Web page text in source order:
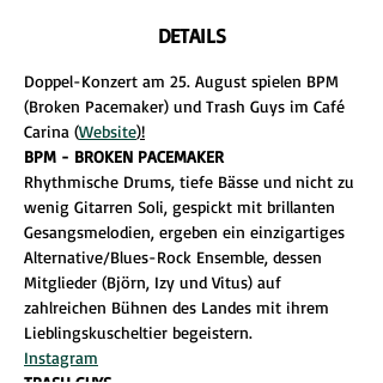
DETAILS
Doppel-Konzert am 25. August spielen BPM
(Broken Pacemaker) und Trash Guys im Café
Carina (Website)!
BPM - BROKEN PACEMAKER
Rhythmische Drums, tiefe Bässe und nicht zu
wenig Gitarren Soli, gespickt mit brillanten
Gesangsmelodien, ergeben ein einzigartiges
Alternative/Blues-Rock Ensemble, dessen
Mitglieder (Björn, Izy und Vitus) auf
zahlreichen Bühnen des Landes mit ihrem
Lieblingskuscheltier begeistern.
Instagram